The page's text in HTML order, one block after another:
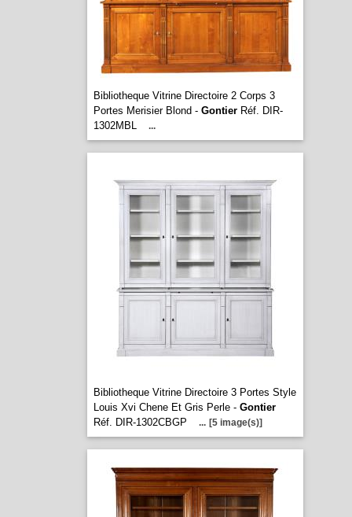
Bibliotheque Vitrine Directoire 2 Corps 3
Portes Merisier Blond - GontierRéf. DIR-
1302MBL
...
Bibliotheque Vitrine Directoire 3 Portes Style
Louis Xvi Chene Et Gris Perle - Gontier
Réf. DIR-1302CBGP
... [5 image(s)]